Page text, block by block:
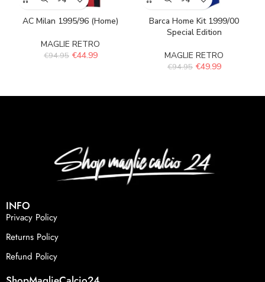
AC Milan 1995/96 (Home)
MAGLIE RETRO
€94.95 €44.99
Barca Home Kit 1999/00
Special Edition
MAGLIE RETRO
€94.95 €49.99
INFO
Privacy Policy
Returns Policy
Refund Policy